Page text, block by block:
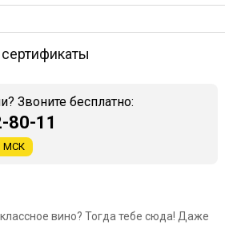
Звоните бесплатно:
80-11
МСК
вино? Тогда тебе сюда! Даже